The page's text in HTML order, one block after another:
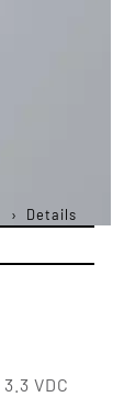
Details
VDC